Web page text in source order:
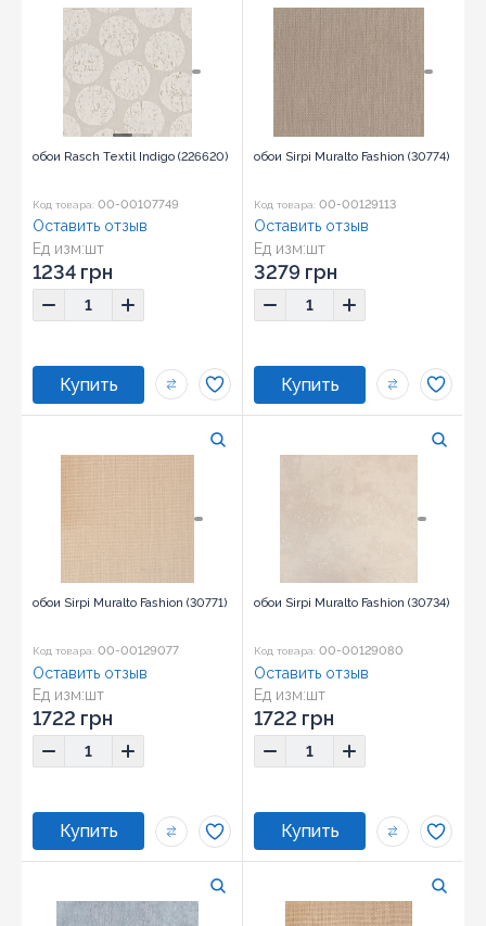
обои Rasch Textil Indigo (226620)
Код товара: 00-00107749
Ед изм:шт
Оставить отзыв
1234 грн
обои Sirpi Muralto Fashion (30774)
Код товара: 00-00129113
Ед изм:шт
Оставить отзыв
3279 грн
обои Sirpi Muralto Fashion (30771)
Код товара: 00-00129077
Ед изм:шт
Оставить отзыв
1722 грн
обои Sirpi Muralto Fashion (30734)
Код товара: 00-00129080
Ед изм:шт
Оставить отзыв
1722 грн